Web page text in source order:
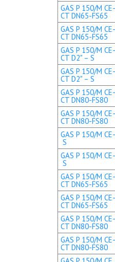
GAS P 150/M
CT DN65-FS65
GAS P 150/M
CT DN65-FS65
GAS P 150/M
CT D2" – S
GAS P 150/M
CT D2" – S
GAS P 150/M
CT DN80-FS80
GAS P 150/M
CT DN80-FS80
GAS P 150/M
S
GAS P 150/M
S
GAS P 150/M
CT DN65-FS65
GAS P 150/M
CT DN65-FS65
GAS P 150/M
CT DN80-FS80
GAS P 150/M
CT DN80-FS80